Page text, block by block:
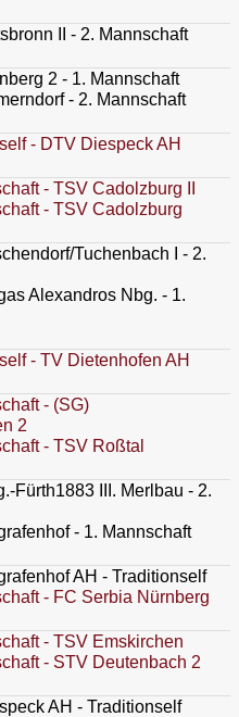
II - 2. Mannschaft
2 - 1. Mannschaft
- 2. Mannschaft
- DTV Diespeck AH
- TSV Cadolzburg II
- TSV Cadolzburg
Tuchenbach I - 2.
Alexandros Nbg. - 1.
- TV Dietenhofen AH
- (SG)
2
- TSV Roßtal
Fürth1883 III. Merlbau - 2.
- 1. Mannschaft
AH - Traditionself
- FC Serbia Nürnberg
- TSV Emskirchen
- STV Deutenbach 2
AH - Traditionself